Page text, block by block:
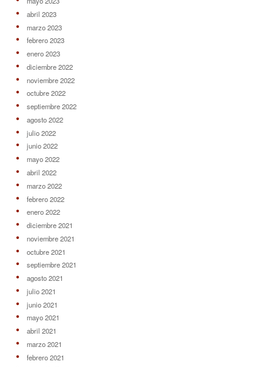
abril 2023
marzo 2023
febrero 2023
enero 2023
diciembre 2022
noviembre 2022
octubre 2022
septiembre 2022
agosto 2022
julio 2022
junio 2022
mayo 2022
abril 2022
marzo 2022
febrero 2022
enero 2022
diciembre 2021
noviembre 2021
octubre 2021
septiembre 2021
agosto 2021
julio 2021
junio 2021
mayo 2021
abril 2021
marzo 2021
febrero 2021